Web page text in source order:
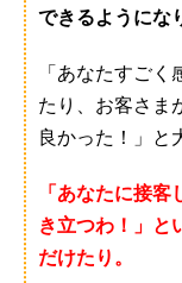
できるようにな
「あなたすご
たり、お客さま
良かった！」と
「あなたに接
き立つわ！」と
だけたり。